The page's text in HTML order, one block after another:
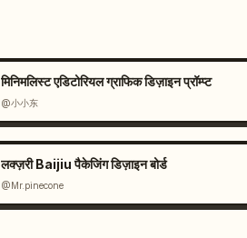
मिनिमलिस्ट एडिटोरियल ग्राफिक डिज़ाइन प्रॉम्प्ट
@小小东
लक्ज़री Baijiu पैकेजिंग डिज़ाइन बोर्ड
@Mr.pinecone